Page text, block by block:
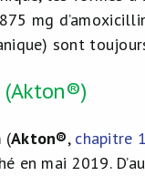
mg
sont
(Akton®)
(Akton®, chapitre
en mai 2019.